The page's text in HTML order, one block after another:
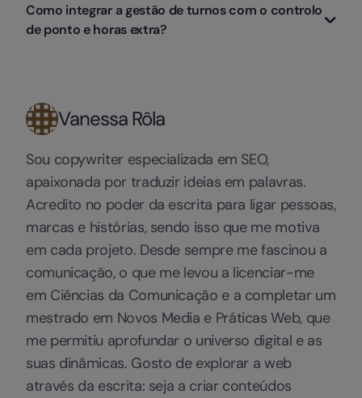
tenha a cobertura certa sem criar falhas em áreas
críticas.
antecedência das escalas, possibilidade de troca e
limites aplicáveis. Quando os turnos são organizados
criar horários mais previsíveis, equilibrar melhor os
turnos exigentes e facilitar a conciliação entre
de turnos é mais clara e menos caótica, o impacto no
bem-estar, na motivação e até na retenção tende a
ser muito positivo.
Como integrar a gestão de turnos com o controlo
de ponto e horas extra?
de turnos está ligada ao controlo de ponto, torna-se
mais fácil comparar o horário planeado com o horário
efetivamente cumprido. Isso ajuda a identificar
atrasos, saídas antecipadas, horas extra e
necessidades de ajuste, além de facilitar o
cumprimento das regras laborais.
Vanessa Rôla
Sou copywriter especializada em SEO,
apaixonada por traduzir ideias em palavras.
Acredito no poder da escrita para ligar pessoas,
marcas e histórias, sendo isso que me motiva
em cada projeto. Desde sempre me fascinou a
comunicação, o que me levou a licenciar-me
em Ciências da Comunicação e a completar um
mestrado em Novos Media e Práticas Web, que
me permitiu aprofundar o universo digital e as
suas dinâmicas. Gosto de explorar a web
através da escrita: seja a criar conteúdos